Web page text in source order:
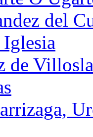
del
Iglesia
de